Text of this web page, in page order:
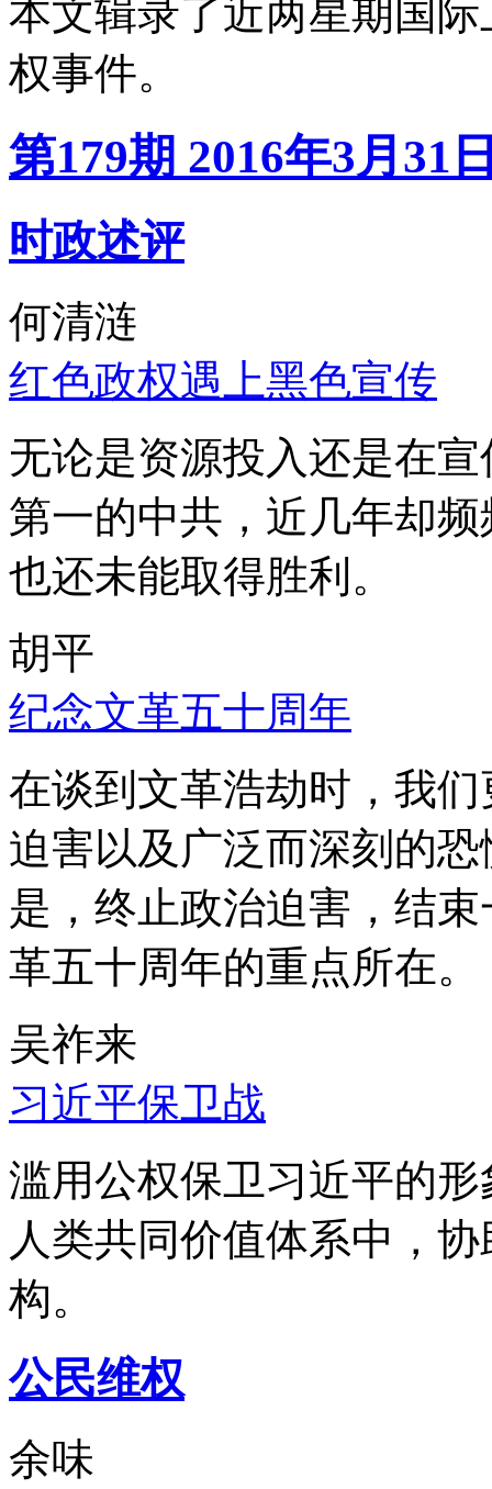
本文辑录了近两星期国
权事件。
第179期 2016年3月31
时政述评
何清涟
红色政权遇上黑色宣传
无论是资源投入还是在
第一的中共，近几年却
也还未能取得胜利。
胡平
纪念文革五十周年
在谈到文革浩劫时，我
迫害以及广泛而深刻的
是，终止政治迫害，结
革五十周年的重点所在。
吴祚来
习近平保卫战
滥用公权保卫习近平的
人类共同价值体系中，
构。
公民维权
余味